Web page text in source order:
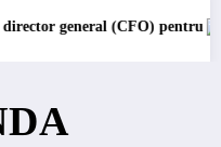
(CFO) pentru cellcentric